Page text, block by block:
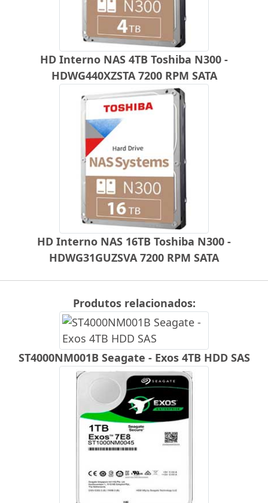
HD Interno NAS 4TB Toshiba N300 -
HDWG440XZSTA 7200 RPM SATA
HD Interno NAS 16TB Toshiba N300 -
HDWG31GUZSVA 7200 RPM SATA
Produtos relacionados:
ST4000NM001B Seagate - Exos 4TB HDD SAS